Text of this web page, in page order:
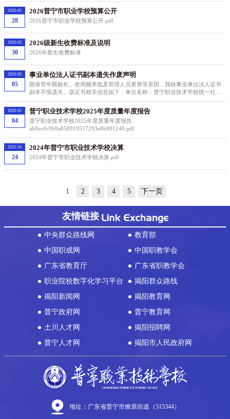
障部关于进一步做好事业单位公开招聘工作的
28
2026-05 2026普宁市职业学校预算公开
2026普宁市职业学校预算公开.pdf
30
2026-03 2026级新生收费标准及说明
2026年新生收费标准
05
2026-03 事业单位法人证书副本遗失作废声明
因保管年限较长、使用频率低及管理人员更替等原因，我校事业单位法人证书
副本不慎遗失。该证书相关信息如下：单位名称：普宁职业技术学校统一社会
16日依据《事业
04
2026-01 普宁职业技术学校2025年度质量年度报告
普宁职业技术学校2025年度质量年度报告
ab9ac0c9b8a858919517293e0b901248.pdf
24
2025-10 2024年普宁市职业技术学校决算
2024年普宁市职业技术学校决算.pdf
1 2 3 4 5 下一页
友情链接
中央群众路线网
教育部
中国职成网
中国职教学会
广东省教育厅
广东省职教学会
职业院校数字化学习平台
揭阳群众路线
揭阳新闻网
揭阳教育网
普宁政府网
普宁教育网
土川人才网
揭阳招聘网
普宁人才网
揭阳市人民政府网
地址：广东省普宁市燎原街道（515344）